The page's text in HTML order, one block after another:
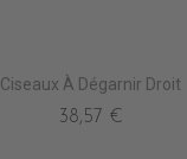
Ciseaux À Dégarnir Droit
38,57 €